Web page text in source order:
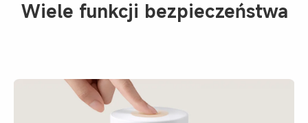
Wiele funkcji bezpieczeństwa